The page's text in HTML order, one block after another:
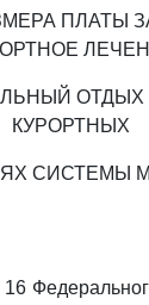
ПЛАТЫ
ОТДЫХ
КУРОРТНЫХ
СИСТЕМЫ